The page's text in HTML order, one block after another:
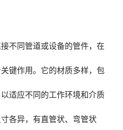
不同管道或设备的管件，在
键作用。它的材质多样，包
适应不同的工作环境和介质
各异，有直管状、弯管状